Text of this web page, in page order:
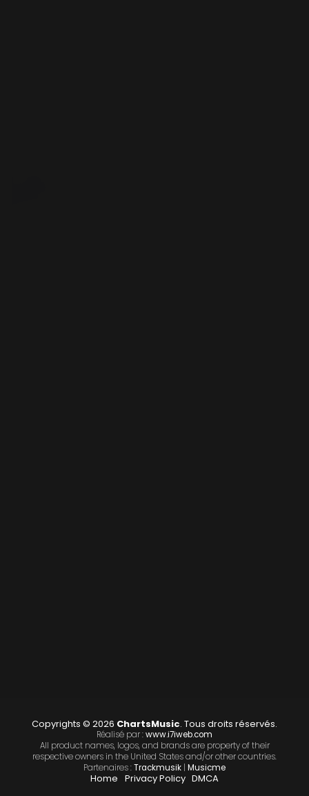
Copyrights © 2026 ChartsMusic. Tous droits réservés.
Réalisé par :www.i7iweb.com
All product names, logos, and brands are property of their
respective owners in the United States and/or other countries.
Partenaires :Trackmusik | Musicme
Home Privacy Policy DMCA